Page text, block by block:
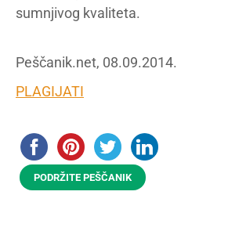
sumnjivog kvaliteta.
Peščanik.net, 08.09.2014.
PLAGIJATI
PODRŽITE PEŠČANIK